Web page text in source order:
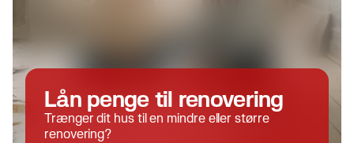
Lån penge til renovering
Trænger dit hus til en mindre eller større
renovering?